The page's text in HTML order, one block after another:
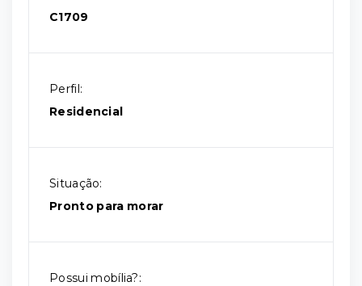
C1709
Perfil:
Residencial
Situação:
Pronto para morar
Possui mobília?: